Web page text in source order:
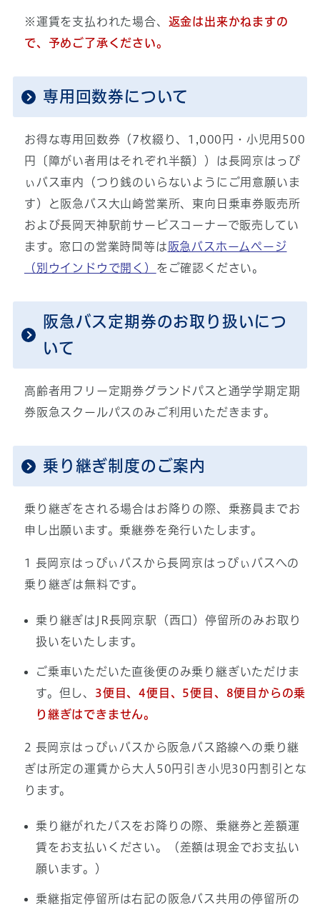
※運賃を支払われた場合、 返金は出来かねますの
で、予めご了承ください。
専用回数券について
お得な専用回数券（7枚綴り、1,000円・小児用500
円〔障がい者用はそれぞれ半額〕）は長岡京はっぴ
ぃバス車内（つり銭のいらないようにご用意願いま
す）と阪急バス大山崎営業所、東向日乗車券販売所
および長岡天神駅前サービスコーナーで販売してい
ます。窓口の営業時間等は 阪急バスホームページ
（別ウインドウで開く） をご確認ください。
阪急バス定期券のお取り扱いにつ
いて
高齢者用フリー定期券グランドパスと通学学期定期
券阪急スクールパスのみご利用いただきます。
乗り継ぎ制度のご案内
乗り継ぎをされる場合はお降りの際、乗務員までお
申し出願います。乗継券を発行いたします。
1 長岡京はっぴぃバスから長岡京はっぴぃバスへの
乗り継ぎは無料です。
乗り継ぎはJR長岡京駅（西口）停留所のみお取り
扱いをいたします。
ご乗車いただいた直後便のみ乗り継ぎいただけま
す。但し、 3便目、4便目、5便目、8便目からの乗
り継ぎはできません。
2 長岡京はっぴぃバスから阪急バス路線への乗り継
ぎは所定の運賃から大人50円引き小児30円割引とな
ります。
乗り継がれたバスをお降りの際、乗継券と差額運
賃をお支払いください。（差額は現金でお支払い
願います。）
乗継指定停留所は右記の阪急バス共用の停留所の